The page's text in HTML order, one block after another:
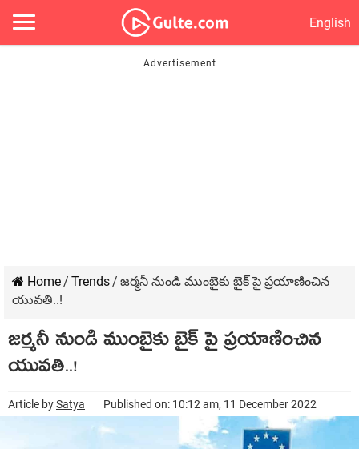
English
Home/ Trends/ జర్మనీ నుండి ముంబైకు బైక్ పై ప్రయాణించిన
యువతి..!
జర్మనీ నుండి ముంబైకు బైక్ పై ప్రయాణించిన
యువతి..!
Article bySatya Published on: 10:12 am, 11 December 2022